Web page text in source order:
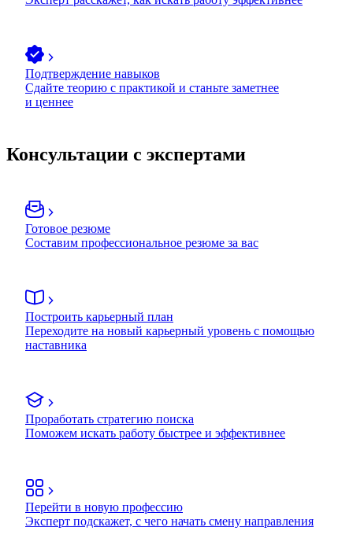
Подтверждение навыков
Сдайте теорию с практикой и станьте заметнее
и ценнее
Консультации с экспертами
Готовое резюме
Составим профессиональное резюме за вас
Построить карьерный план
Переходите на новый карьерный уровень с помощью
наставника
Проработать стратегию поиска
Поможем искать работу быстрее и эффективнее
Перейти в новую профессию
Эксперт подскажет, с чего начать смену направления